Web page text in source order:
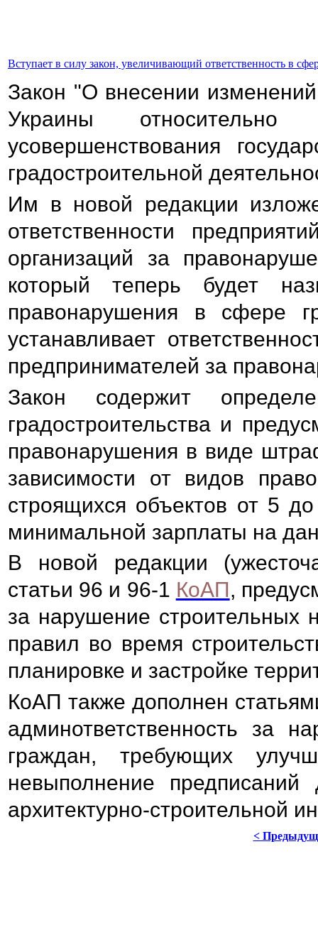
Вступает в силу закон, увеличивающий ответственность в
Закон "О внесении
Украины относительно
усовершенствования
градостроительной
Им в новой редакции
ответственности
организаций за
который теперь будет
правонарушения в сфере
устанавливает
предпринимателей за
Закон содержит
градостроительства и
правонарушения в виде
зависимости от видов
строящихся объектов от 5
минимальной зарплаты на
В новой редакции
статьи 96 и 96-1 КоАП,
за нарушение строительных
правил во время
планировке и застройке
КоАП также дополнен
админответственность за
граждан, требующих
невыполнение предписаний
архитектурно-строительной
<